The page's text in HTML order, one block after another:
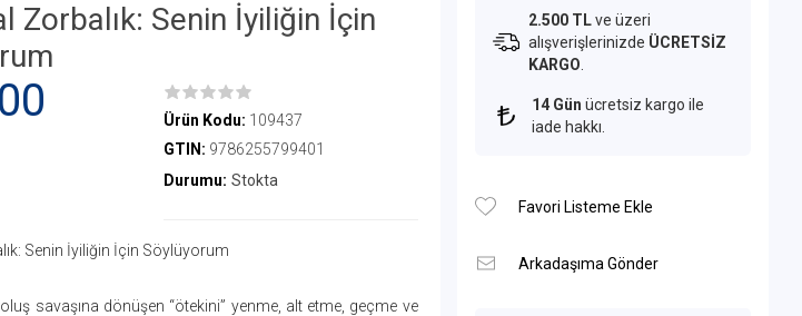
Zorbalık: Senin İyiliğin İçin
Ürün Kodu: 109437
GTIN: 9786255799401
Durumu: Stokta
Senin İyiliğin İçin Söylüyorum
savaşına dönüşen “ötekini” yenme, alt etme, geçme ve
2.500 TLve üzeri
alışverişlerinizde ÜCRETSİZ
KARGO
14 Gün ücretsiz kargo ile
iade hakkı.